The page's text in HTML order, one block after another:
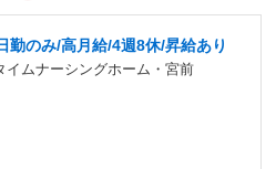
勤のみ/高月給/4週8休/昇給あり
ムナーシングホーム・宮前